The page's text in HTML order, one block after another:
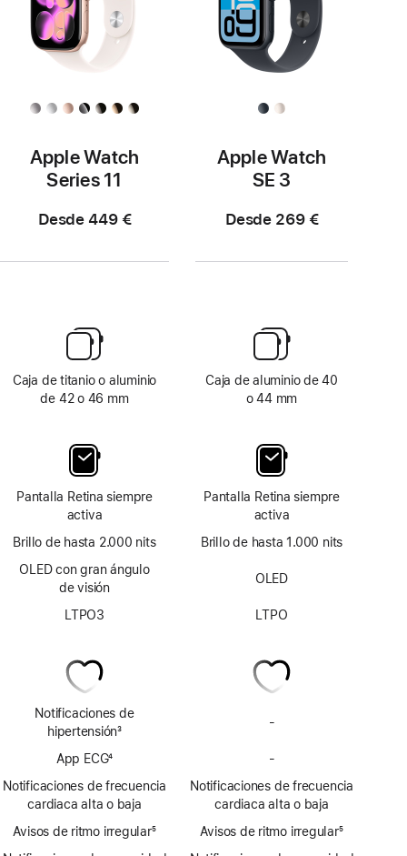
Apple Watch
Series 11
Desde 449 €
Caja de titanio o aluminio
de 42 o 46 mm
Pantalla Retina siempre
activa
Brillo de hasta 2.000 nits
OLED con gran ángulo
de visión
LTPO3
Notificaciones de
hipertensión
pie
3
App ECG
a
pie
de
4
Notificaciones de frecuencia
cardiaca alta o baja
Avisos de ritmo irregular5
Apple Watch
SE 3
Desde 269 €
Caja de aluminio de 40
o 44 mm
Pantalla Retina siempre
activa
Brillo de hasta 1.000 nits
OLED
LTPO
-
posible
hipertensión
-
la
app
ECG
Notificaciones de frecuencia
cardiaca alta o baja
Avisos de ritmo irregular5